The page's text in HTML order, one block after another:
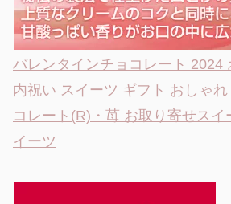
バレンタインチョコレート 2024
内祝い スイーツ ギフト おしゃ
コレート(R)・苺 お取り寄せスイ
イーツ